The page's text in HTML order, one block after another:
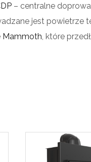
– centralne
jest powietrze
Mammoth, które